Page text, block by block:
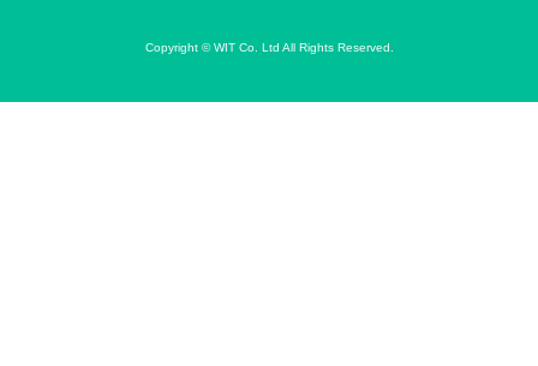
Copyright © WIT Co. Ltd All Rights Reserved.